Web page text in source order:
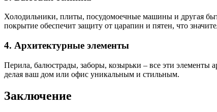
Холодильники, плиты, посудомоечные машины и другая
покрытие обеспечит защиту от царапин и пятен, что
4. Архитектурные элементы
Перила, балюстрады, заборы, козырьки – все эти элементы
делая ваш дом или офис уникальным и стильным.
Заключение